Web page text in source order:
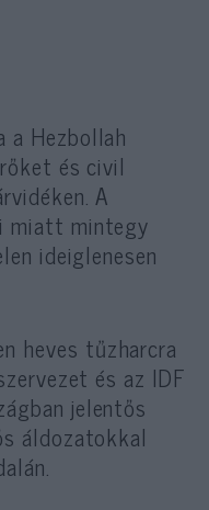
a Hezbollah
és civil
A
miatt mintegy
ideiglenesen
heves tűzharcra
és az IDF
jelentős
áldozatokkal